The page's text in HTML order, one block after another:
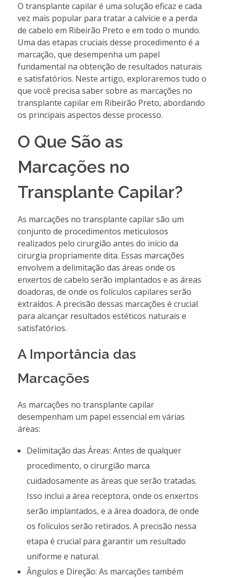
O transplante capilar é uma solução eficaz e cada
vez mais popular para tratar a calvície e a perda
de cabelo em Ribeirão Preto e em todo o mundo.
Uma das etapas cruciais desse procedimento é a
marcação, que desempenha um papel
fundamental na obtenção de resultados naturais
e satisfatórios. Neste artigo, exploraremos tudo o
que você precisa saber sobre as marcações no
transplante capilar em Ribeirão Preto, abordando
os principais aspectos desse processo.
O Que São as
Marcações no
Transplante Capilar?
As marcações no transplante capilar são um
conjunto de procedimentos meticulosos
realizados pelo cirurgião antes do início da
cirurgia propriamente dita. Essas marcações
envolvem a delimitação das áreas onde os
enxertos de cabelo serão implantados e as áreas
doadoras, de onde os folículos capilares serão
extraídos. A precisão dessas marcações é crucial
para alcançar resultados estéticos naturais e
satisfatórios.
A Importância das
Marcações
As marcações no transplante capilar
desempenham um papel essencial em várias
áreas:
Delimitação das Áreas: Antes de qualquer
procedimento, o cirurgião marca
cuidadosamente as áreas que serão tratadas.
Isso inclui a área receptora, onde os enxertos
serão implantados, e a área doadora, de onde
os folículos serão retirados. A precisão nessa
etapa é crucial para garantir um resultado
uniforme e natural.
Ângulos e Direção: As marcações também